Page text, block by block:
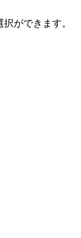
ができます。